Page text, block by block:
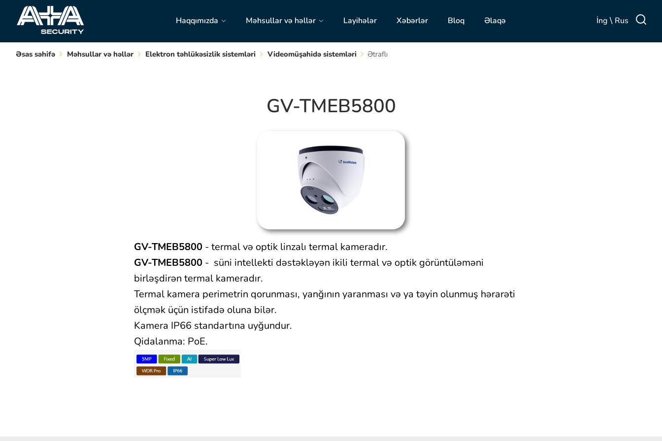
Haqqımızda Məhsullar və həllər Layihələr Xəbərlər Bloq Əlaqə İng \ Rus
Əsas səhifə Məhsullar və həllər Elektron təhlükəsizlik sistemləri Videomüşahidə sistemləri Ətraflı
GV-TMEB5800
GV-TMEB5800 - termal və optik linzalı termal kameradır.
GV-TMEB5800 - süni intellekti dəstəkləyən ikili termal və optik görüntüləməni
birləşdirən termal kameradır.
Termal kamera perimetrin qorunması, yanğının yaranması və ya təyin olunmuş hərarəti
ölçmək üçün istifadə oluna bilər.
Kamera IP66 standartına uyğundur.
Qidalanma: PoE.